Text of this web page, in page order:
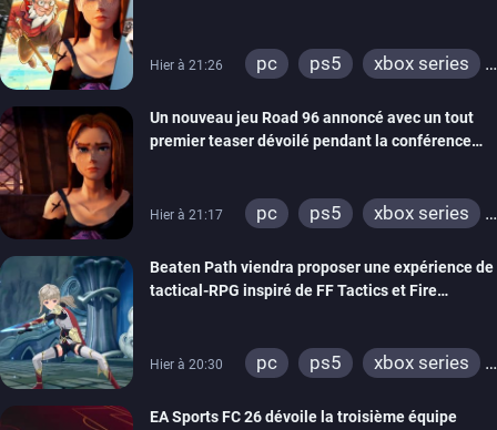
Hier à 21:26 pc ps5
xbox series
xbox one
switch 2
Un nouveau jeu Road 96 annoncé avec un tout
premier teaser dévoilé pendant la conférence
Hier à 21:17 pc ps5
xbox series
xbox one
Beaten Path viendra proposer une expérience de
tactical-RPG inspiré de FF Tactics et Fire
Hier à 20:30 pc ps5
xbox series
EA Sports FC 26 dévoile la troisième équipe